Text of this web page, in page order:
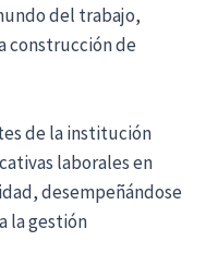
del trabajo,
construcción de
de la institución
laborales en
desempeñándose
la gestión